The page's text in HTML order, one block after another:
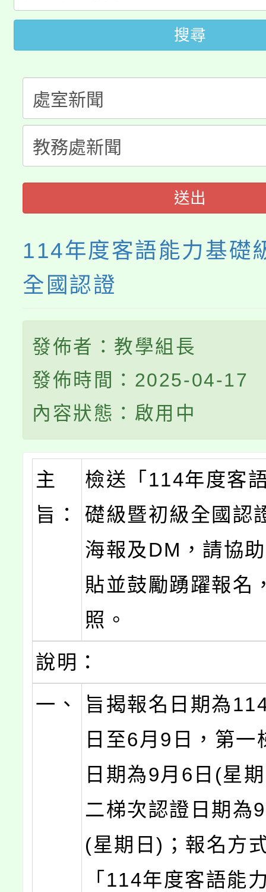
車」活動
桃園市115學年度學生
生本土語及新住民語歌
公告本校115學年度第
代理(課)教師甄選結果(
公告本校115學年度第
代理(課)教師甄選結果(
轉知中國文化大學推廣
《TA101》溝通分析基
程，歡迎學生輔導中心
心理、諮商輔導、社會
系所師生報名參加。
搜尋
送出
114年度客語能力基礎
全國認證
發佈者：教學組長
發佈時間：2025-04-17
內容狀態：啟用中
主
旨：
檢送「114年度客
礎級暨初級全國認
海報及DM，請協
貼並鼓勵踴躍報名
照。
說明：
一、
旨揭報名日期為
日至6月9日，第一
日期為9月6日(星
二梯次認證日期為
(星期日)；報名方
「114年度客語能